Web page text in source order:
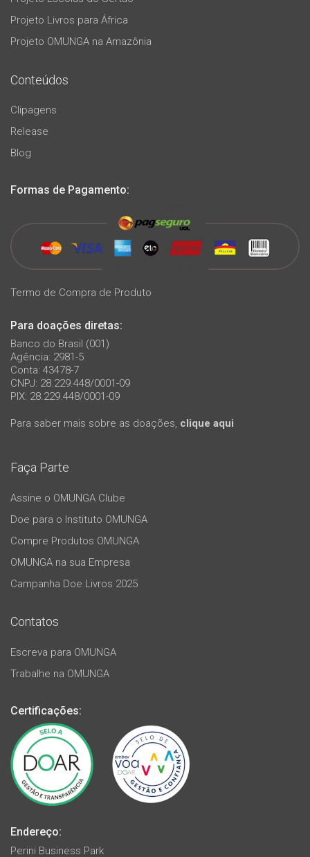
Projeto Livros para África
Projeto OMUNGA na Amazônia
Conteúdos
Clipagens
Release
Blog
Formas de Pagamento:
Termo de Compra de Produto
Para doações diretas:
Banco do Brasil (001)
Agência: 2981-5
Conta: 43478-7
CNPJ: 28.229.448/0001-09
PIX: 28.229.448/0001-09
Para saber mais sobre as doações, clique aqui
Faça Parte
Assine o OMUNGA Clube
Doe para o Instituto OMUNGA
Compre Produtos OMUNGA
OMUNGA na sua Empresa
Campanha Doe Livros 2025
Contatos
Escreva para OMUNGA
Trabalhe na OMUNGA
Certificações:
Endereço:
Perini Business Park